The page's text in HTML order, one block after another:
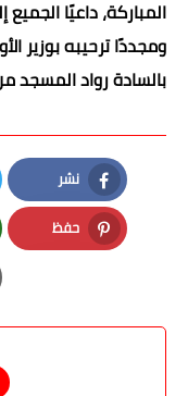
المباركة، داعيًا الجميع
ومجددًا ترحيبه بوزير
بالسادة رواد المسجد
نشر
Facebook
حفظ
Pinterest